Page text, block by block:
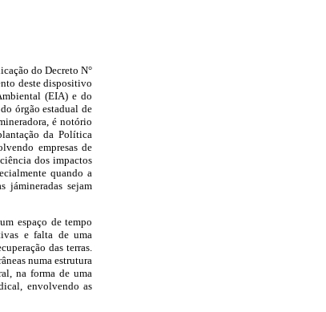
do Decreto N°
deste dispositivo
(EIA) e do
órgão estadual de
é notório
da Política
empresas de
dos impactos
quando a
jámineradas sejam
espaço de tempo
e falta de uma
das terras.
numa estrutura
na forma de uma
envolvendo as